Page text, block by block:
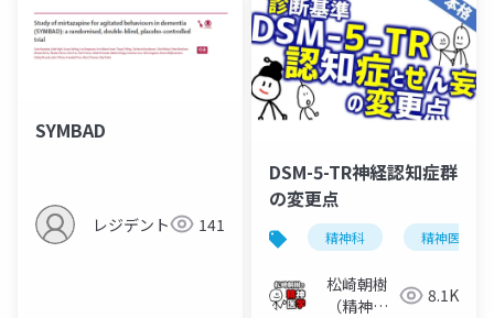
SYMBAD
レジデント 141
DSM-5-TR神経認知症群
の変更点
精神科 精神医学
松崎朝樹
（精神科
8.1K